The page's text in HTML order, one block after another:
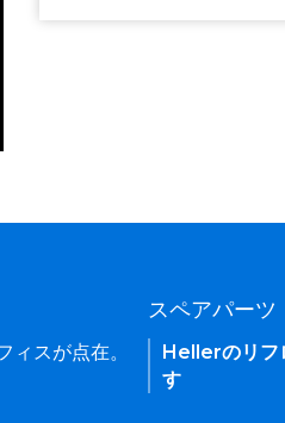
スが点在。
スペアパーツ
Hellerのリフ
す